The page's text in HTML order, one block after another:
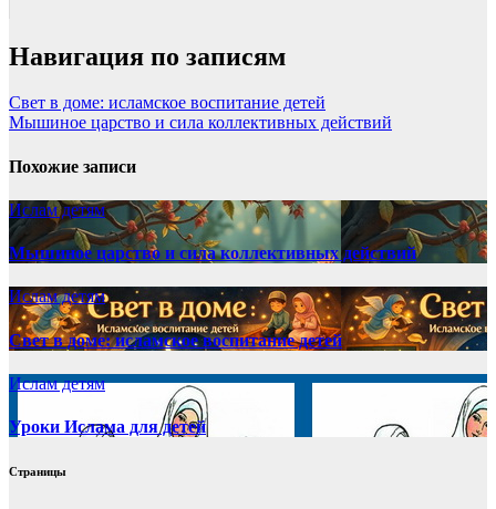
Навигация по записям
Свет в доме: исламское воспитание детей
Мышиное царство и сила коллективных действий
Похожие записи
Ислам детям
Мышиное царство и сила коллективных действий
Ислам детям
Свет в доме: исламское воспитание детей
Ислам детям
Уроки Ислама для детей
Страницы